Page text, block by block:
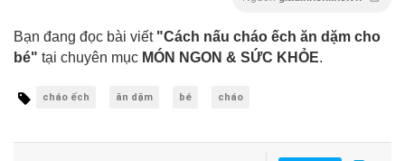
Bạn đang đọc bài viết "Cách nấu cháo ếch ăn dặm cho
bé" tại chuyên mục MÓN NGON & SỨC KHỎE.
cháo ếch ăn dặm bé cháo